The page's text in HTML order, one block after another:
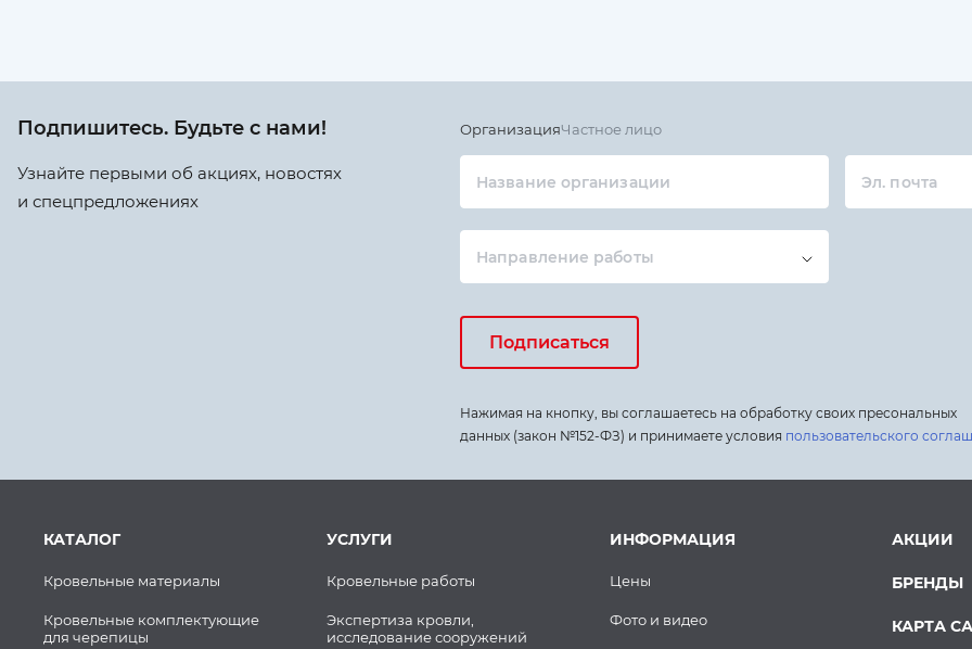
Подпишитесь. Будьте с нами!
Узнайте первыми об акциях, новостях
и спецпредложениях
ОрганизацияЧастное лицо
Название организации Эл. почта
Направление работы
Подписаться
Нажимая на кнопку, вы соглашаетесь на обработку своих пресональных
данных (закон №152-ФЗ) и принимаете условия пользовательского
КАТАЛОГ
Кровельные материалы
Кровельные комплектующие
для черепицы
УСЛУГИ
Кровельные работы
Экспертиза кровли,
исследование сооружений
ИНФОРМАЦИЯ
Цены
Фото и видео
АКЦИИ
БРЕНДЫ
КАРТА